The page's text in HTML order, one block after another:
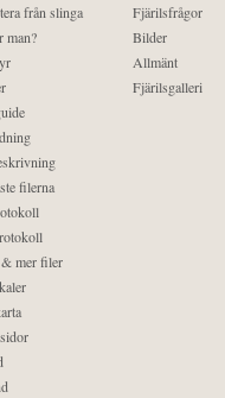
från slinga
man?
filerna
mer filer
Fjärilsfrågor
Bilder
Allmänt
Fjärilsgalleri